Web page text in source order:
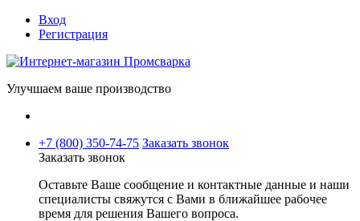
Вход
Регистрация
Улучшаем ваше производство
+7 (800) 350-74-75 Заказать звонок
Заказать звонок
Оставьте Ваше сообщение и контактные данные и наши
специалисты свяжутся с Вами в ближайшее рабочее
время для решения Вашего вопроса.